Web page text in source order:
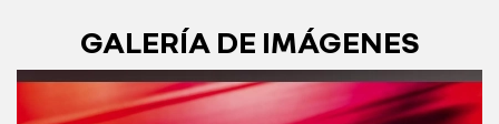
GALERÍA DE IMÁGENES